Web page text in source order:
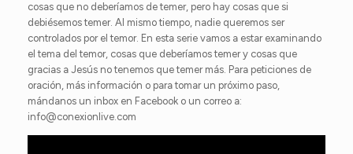
cosas que no deberíamos de temer, pero hay cosas que si
debiésemos temer. Al mismo tiempo, nadie queremos ser
controlados por el temor. En esta serie vamos a estar examinando
el tema del temor, cosas que deberíamos temer y cosas que
gracias a Jesús no tenemos que temer más. Para peticiones de
oración, más información o para tomar un próximo paso,
mándanos un inbox en Facebook o un correo a:
info@conexionlive.com